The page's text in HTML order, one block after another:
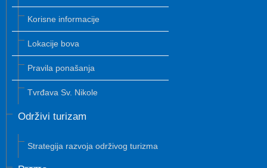
Korisne informacije
Lokacije bova
Pravila ponašanja
Tvrđava Sv. Nikole
Održivi turizam
Strategija razvoja održivog turizma